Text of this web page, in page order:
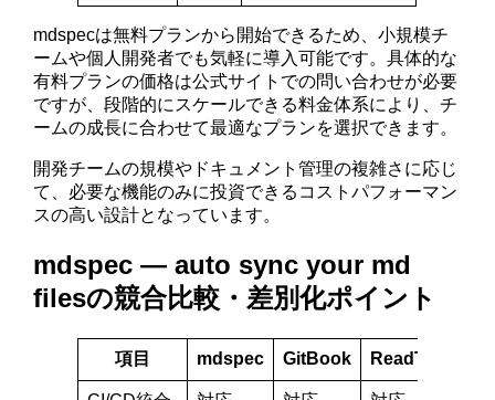
mdspecは無料プランから開始できるため、小規模チ
ームや個人開発者でも気軽に導入可能です。具体的な
有料プランの価格は公式サイトでの問い合わせが必要
ですが、段階的にスケールできる料金体系により、チ
ームの成長に合わせて最適なプランを選択できます。
開発チームの規模やドキュメント管理の複雑さに応じ
て、必要な機能のみに投資できるコストパフォーマン
スの高い設計となっています。
mdspec — auto sync your md
filesの競合比較・差別化ポイント
項目 mdspec GitBook ReadTheDocs